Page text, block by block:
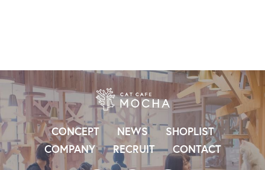
CONCEPT NEWS
SHOPLIST
COMPANY
RECRUIT CONTACT